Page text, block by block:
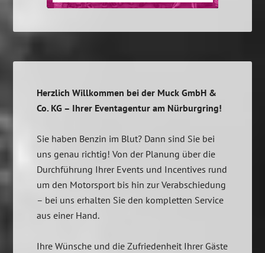
Herzlich Willkommen bei der Muck GmbH &
Co. KG – Ihrer Eventagentur am Nürburgring!
Sie haben Benzin im Blut? Dann sind Sie bei
uns genau richtig! Von der Planung über die
Durchführung Ihrer Events und Incentives rund
um den Motorsport bis hin zur Verabschiedung
– bei uns erhalten Sie den kompletten Service
aus einer Hand.
Ihre Wünsche und die Zufriedenheit Ihrer Gäste